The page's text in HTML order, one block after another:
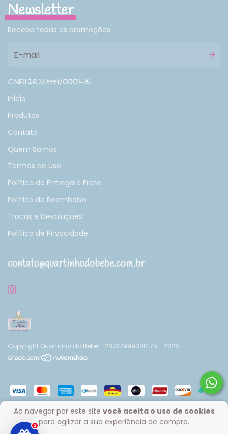
Ao navegar por este site você aceita o uso de cookies
para agilizar a sua experiência de compra.
Newsletter
Receba todas as promoções
CNPJ 28.737.999/0001-75
Inicio
Produtos
Contato
Quem Somos
Termos de Uso
Política de Entrega e Frete
Política de Reembolso
Trocas e Devoluções
Política de Privacidade
contato@quartinhodobebe.com.br
Copyright Quartinho do Bebê - 28737999000175 - 2026
2